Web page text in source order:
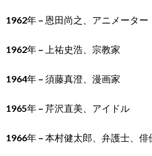
1962年 – 恩田尚之、アニメーター
1962年 – 上祐史浩、宗教家
1964年 – 須藤真澄、漫画家
1965年 – 芹沢直美、アイドル
1966年 – 本村健太郎、弁護士、俳